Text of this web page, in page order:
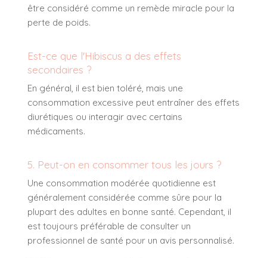
être considéré comme un remède miracle pour la
perte de poids.
Est-ce que l'Hibiscus a des effets
secondaires ?
En général, il est bien toléré, mais une
consommation excessive peut entraîner des effets
diurétiques ou interagir avec certains
médicaments.
5. Peut-on en consommer tous les jours ?
Une consommation modérée quotidienne est
généralement considérée comme sûre pour la
plupart des adultes en bonne santé. Cependant, il
est toujours préférable de consulter un
professionnel de santé pour un avis personnalisé.